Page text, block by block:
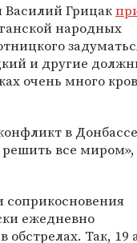
Василий Грицак
народных
и другие
очень много
в Донбассе
все
ежедневно
Так, 19